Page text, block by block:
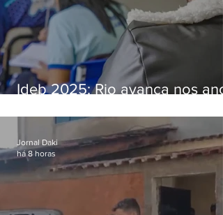
Ideb 2025: Rio avança nos
nacional
Jornal Daki
há 8 horas